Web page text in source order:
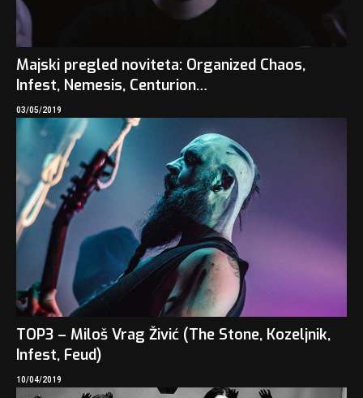
Majski pregled noviteta: Organized Chaos,
Infest, Nemesis, Centurion…
03/05/2019
TOP3 – Miloš Vrag Živić (The Stone, Kozeljnik,
Infest, Feud)
10/04/2019